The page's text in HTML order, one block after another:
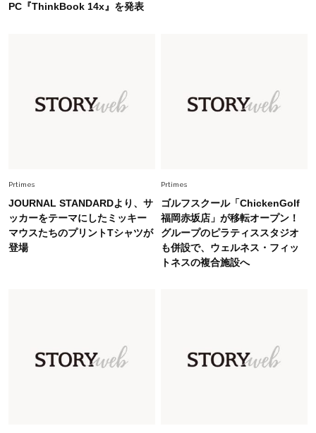
で即涼しげ＆上品見え〈3選〉
Fashion 2026.7.9
スタイリストが本気で推す！40代がほどよく華
やぐ【甘め黒アイテム】3選
2026.7.2
【40代夏コーデ】猛暑でも快適＆上品に！体型
PC『ThinkBook 14x』を発表
Prtimes
JOURNAL STANDARDより、サ
ッカーをテーマにしたミッキー
マウスたちのプリントTシャツが
登場
Prtimes
ゴルフスクール「ChickenGolf
福岡赤坂店」が移転オープン！
グループのピラティススタジオ
も併設で、ウェルネス・フィッ
トネスの複合施設へ